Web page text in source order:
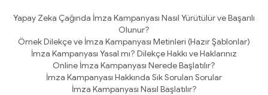
Yapay Zeka Çağında İmza Kampanyası Nasıl Yürütülür ve Başarılı
Olunur?
Örnek Dilekçe ve İmza Kampanyası Metinleri (Hazır Şablonlar)
İmza Kampanyası Yasal mı? Dilekçe Hakkı ve Haklarınız
Online İmza Kampanyası Nerede Başlatılır?
İmza Kampanyası Hakkında Sık Sorulan Sorular
İmza Kampanyası Nasıl Başlatılır?